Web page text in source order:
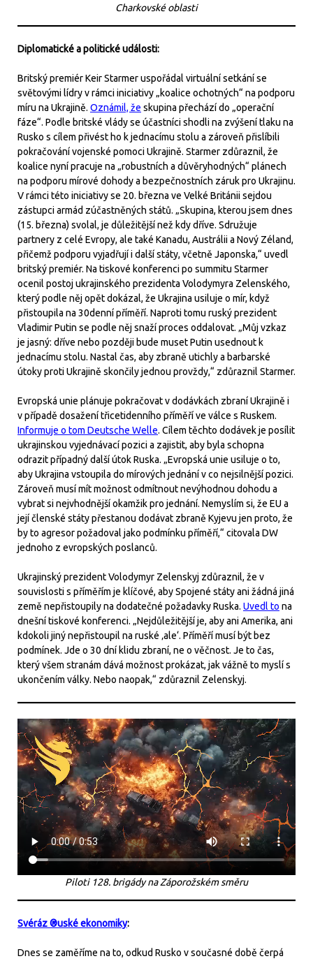
Charkovské oblasti
Diplomatické a politické události:
Britský premiér Keir Starmer uspořádal virtuální setkání se
světovými lídry v rámci iniciativy „koalice ochotných“ na podporu
míru na Ukrajině. Oznámil, že skupina přechází do „operační
fáze“. Podle britské vlády se účastníci shodli na zvýšení tlaku na
Rusko s cílem přivést ho k jednacímu stolu a zároveň přislíbili
pokračování vojenské pomoci Ukrajině. Starmer zdůraznil, že
koalice nyní pracuje na „robustních a důvěryhodných“ plánech
na podporu mírové dohody a bezpečnostních záruk pro Ukrajinu.
V rámci této iniciativy se 20. března ve Velké Británii sejdou
zástupci armád zúčastněných států. „Skupina, kterou jsem dnes
(15. března) svolal, je důležitější než kdy dříve. Sdružuje
partnery z celé Evropy, ale také Kanadu, Austrálii a Nový Zéland,
přičemž podporu vyjadřují i další státy, včetně Japonska,“ uvedl
britský premiér. Na tiskové konferenci po summitu Starmer
ocenil postoj ukrajinského prezidenta Volodymyra Zelenského,
který podle něj opět dokázal, že Ukrajina usiluje o mír, když
přistoupila na 30denní příměří. Naproti tomu ruský prezident
Vladimir Putin se podle něj snaží proces oddalovat. „Můj vzkaz
je jasný: dříve nebo později bude muset Putin usednout k
jednacímu stolu. Nastal čas, aby zbraně utichly a barbarské
útoky proti Ukrajině skončily jednou provždy,“ zdůraznil Starmer.
Evropská unie plánuje pokračovat v dodávkách zbraní Ukrajině i
v případě dosažení třicetidenního příměří ve válce s Ruskem.
Informuje o tom Deutsche Welle. Cílem těchto dodávek je posílit
ukrajinskou vyjednávací pozici a zajistit, aby byla schopna
odrazit případný další útok Ruska. „Evropská unie usiluje o to,
aby Ukrajina vstoupila do mírových jednání v co nejsilnější pozici.
Zároveň musí mít možnost odmítnout nevýhodnou dohodu a
vybrat si nejvhodnější okamžik pro jednání. Nemyslím si, že EU a
její členské státy přestanou dodávat zbraně Kyjevu jen proto, že
by to agresor požadoval jako podmínku příměří,“ citovala DW
jednoho z evropských poslanců.
Ukrajinský prezident Volodymyr Zelenskyj zdůraznil, že v
souvislosti s příměřím je klíčové, aby Spojené státy ani žádná jiná
země nepřistoupily na dodatečné požadavky Ruska. Uvedl to na
dnešní tiskové konferenci. „Nejdůležitější je, aby ani Amerika, ani
kdokoli jiný nepřistoupil na ruské ‚ale‘. Příměří musí být bez
podmínek. Jde o 30 dní klidu zbraní, ne o věčnost. Je to čas,
který všem stranám dává možnost prokázat, jak vážně to myslí s
ukončením války. Nebo naopak,“ zdůraznil Zelenskyj.
Piloti 128. brigády na Záporožském směru
Svéráz ®uské ekonomiky:
Dnes se zaměříme na to, odkud Rusko v současné době čerpá